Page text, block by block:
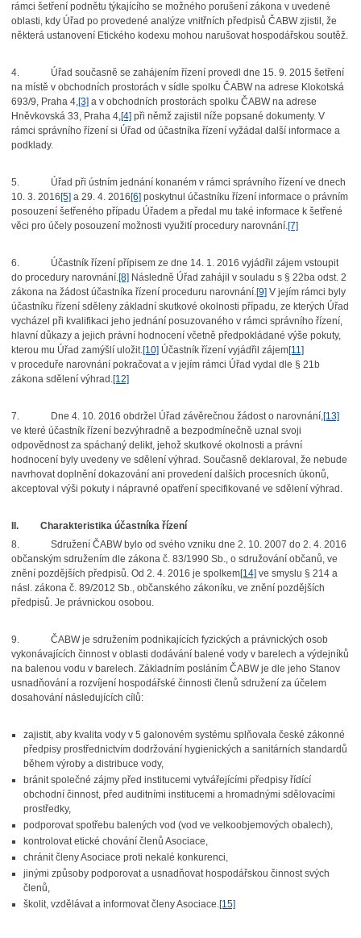
rámci šetření podnětu týkajícího se možného porušení zákona v uvedené
oblasti, kdy Úřad po provedené analýze vnitřních předpisů ČABW zjistil, že
některá ustanovení Etického kodexu mohou narušovat hospodářskou soutěž.
4.
Úřad současně se zahájením řízení provedl dne 15. 9. 2015 šetření
na místě v obchodních prostorách v sídle spolku ČABW na adrese Klokotská
693/9, Praha 4,[3] a v obchodních prostorách spolku ČABW na adrese
Hněvkovská 33, Praha 4,[4] při němž zajistil níže popsané dokumenty. V
rámci správního řízení si Úřad od účastníka řízení vyžádal další informace a
podklady.
5.
Úřad při ústním jednání konaném v rámci správního řízení ve dnech
10. 3. 2016 [5] a 29. 4. 2016 [6] poskytnul účastníku řízení informace o právním
posouzení šetřeného případu Úřadem a předal mu také informace k šetřené
věci pro účely posouzení možnosti využití procedury narovnání.[7]
6.
Účastník řízení přípisem ze dne 14. 1. 2016 vyjádřil zájem vstoupit
do procedury narovnání.[8] Následně Úřad zahájil v souladu s § 22ba odst. 2
zákona na žádost účastníka řízení proceduru narovnání.[9] V jejím rámci byly
účastníku řízení sděleny základní skutkové okolnosti případu, ze kterých Úřad
vycházel při kvalifikaci jeho jednání posuzovaného v rámci správního řízení,
hlavní důkazy a jejich právní hodnocení včetně předpokládané výše pokuty,
kterou mu Úřad zamýšlí uložit.[10] Účastník řízení vyjádřil zájem[11]
v proceduře narovnání pokračovat a v jejím rámci Úřad vydal dle § 21b
zákona sdělení výhrad.[12]
7. Dne 4. 10. 2016 obdržel Úřad závěrečnou žádost o narovnání,[13]
ve které účastník řízení bezvýhradně a bezpodmínečně uznal svoji
odpovědnost za spáchaný delikt, jehož skutkové okolnosti a právní
hodnocení byly uvedeny ve sdělení výhrad. Současně deklaroval, že nebude
navrhovat doplnění dokazování ani provedení dalších procesních úkonů,
akceptoval výši pokuty i nápravné opatření specifikované ve sdělení výhrad.
II. Charakteristika účastníka řízení
8.
Sdružení ČABW bylo od svého vzniku dne 2. 10. 2007 do 2. 4. 2016
občanským sdružením dle zákona č. 83/1990 Sb., o sdružování občanů, ve
znění pozdějších předpisů. Od 2. 4. 2016 je spolkem[14] ve smyslu § 214 a
násl. zákona č. 89/2012 Sb., občanského zákoníku, ve znění pozdějších
předpisů. Je právnickou osobou.
9.
ČABW je sdružením podnikajících fyzických a právnických osob
vykonávajících činnost v oblasti dodávání balené vody v barelech a výdejníků
na balenou vodu v barelech. Základním posláním ČABW je dle jeho Stanov
usnadňování a rozvíjení hospodářské činnosti členů sdružení za účelem
dosahování následujících cílů:
zajistit, aby kvalita vody v 5 galonovém systému splňovala české zákonné
předpisy prostřednictvím dodržování hygienických a sanitárních standardů
během výroby a distribuce vody,
bránit společné zájmy před institucemi vytvářejícími předpisy řídící
obchodní činnost, před auditními institucemi a hromadnými sdělovacími
prostředky,
podporovat spotřebu balených vod (vod ve velkoobjemových obalech),
kontrolovat etické chování členů Asociace,
chránit členy Asociace proti nekalé konkurenci,
jinými způsoby podporovat a usnadňovat hospodářskou činnost svých
členů,
školit, vzdělávat a informovat členy Asociace.[15]